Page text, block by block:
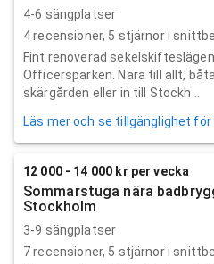
4-6 sängplatser
4recensioner, 5 stjärnor i
Fint renoverad
Officersparken. Nära till allt,
skärgården eller in till Stockh...
Läs mer och se tillgänglighet
12 000 - 14 000 kr per vecka
Sommarstuga nära
Stockholm
3-9 sängplatser
7recensioner, 5 stjärnor i